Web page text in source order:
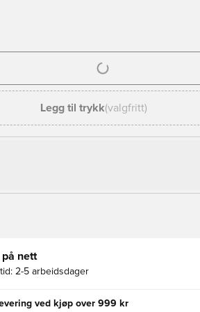
for å logge inn eller registrere deg som
Legg til trykk(valgfritt)
nett
2-5 arbeidsdager
ved kjøp over 999 kr